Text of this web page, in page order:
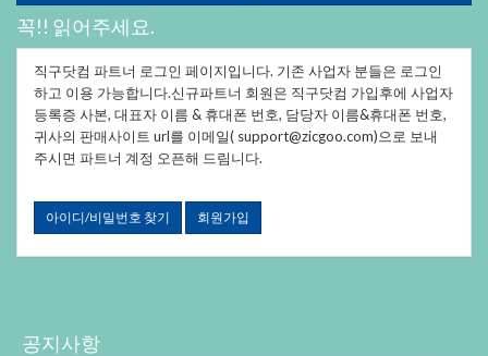
꼭!!읽어주세요.
직구닷컴파트너로그인페이지입니다.기존사업자분들은로그인
하고이용가능합니다.신규파트너회원은직구닷컴가입후에사업자
등록증사본,대표자이름&휴대폰번호,담당자이름&휴대폰번호,
귀사의판매사이트url를이메일(support@zicgoo.com)으로보내
주시면파트너계정오픈해드림니다.
아이디/비밀번호찾기 회원가입
공지사항